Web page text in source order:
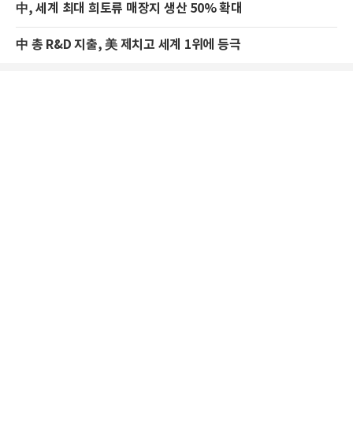
中, 세계 최대 희토류 매장지 생산 50% 확대
中 총 R&D 지출, 美 제치고 세계 1위에 등극